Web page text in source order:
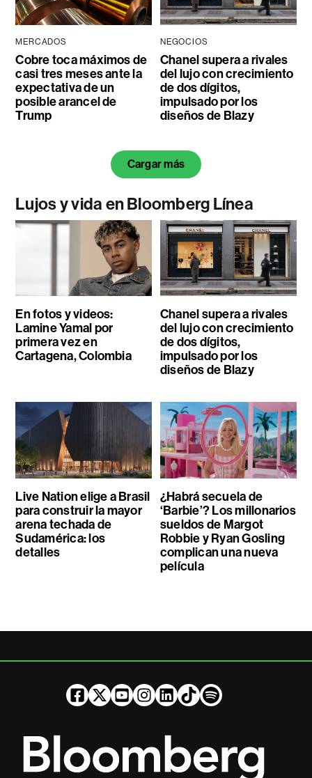
MERCADOS
Cobre toca máximos de
casi tres meses ante la
expectativa de un
posible arancel de
Trump
NEGOCIOS
Chanel supera a rivales
del lujo con crecimiento
de dos dígitos,
impulsado por los
diseños de Blazy
Cargar más
Lujos y vida en Bloomberg Línea
En fotos y videos:
Lamine Yamal por
primera vez en
Cartagena, Colombia
Chanel supera a rivales
del lujo con crecimiento
de dos dígitos,
impulsado por los
diseños de Blazy
Live Nation elige a Brasil
para construir la mayor
arena techada de
Sudamérica: los
detalles
¿Habrá secuela de
‘Barbie’? Los millonarios
sueldos de Margot
Robbie y Ryan Gosling
complican una nueva
película